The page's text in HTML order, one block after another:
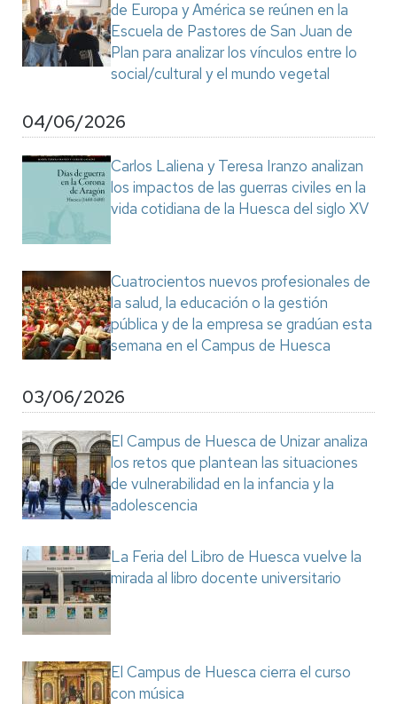
de Europa y América se reúnen en la
Escuela de Pastores de San Juan de
Plan para analizar los vínculos entre lo
social/cultural y el mundo vegetal
04/06/2026
Carlos Laliena y Teresa Iranzo analizan
los impactos de las guerras civiles en la
vida cotidiana de la Huesca del siglo XV
Cuatrocientos nuevos profesionales de
la salud, la educación o la gestión
pública y de la empresa se gradúan esta
semana en el Campus de Huesca
03/06/2026
El Campus de Huesca de Unizar analiza
los retos que plantean las situaciones
de vulnerabilidad en la infancia y la
adolescencia
La Feria del Libro de Huesca vuelve la
mirada al libro docente universitario
El Campus de Huesca cierra el curso
con música